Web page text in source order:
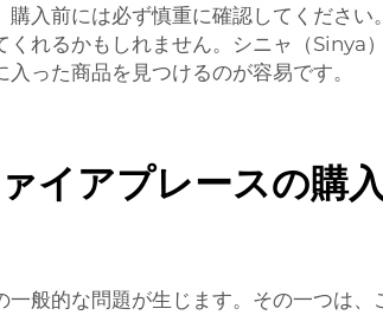
入前には必ず慎重に確認してくださ
くれるかもしれません。シニャ（
った商品を見つけるのが容易です。
イアプレースの購
般的な問題が生じます。その一つは